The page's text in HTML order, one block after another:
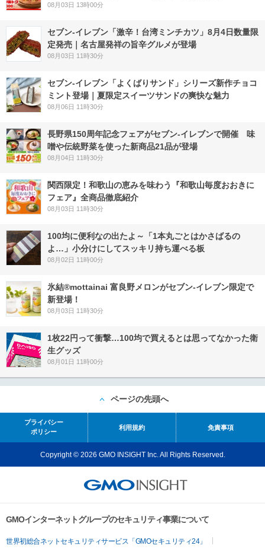
08月03日 13時00分
セブン-イレブン「激辛！台湾ミンチカツ」8月4日数量限
定発売｜名古屋発祥の旨辛グルメが登場
08月03日 11時30分
セブン‐イレブン「よくばりサンド」シリーズ新作チョコ
ミント登場｜夏限定スイーツサンドの爽快な魅力
08月06日 11時30分
長野県150周年記念フェアがセブン-イレブンで開催 味
噌や伝統野菜を使った新商品21品が登場
08月04日 11時30分
関西限定！和歌山の恵みを味わう『和歌山毎度おおきに
フェア』全商品徹底紹介
08月03日 11時30分
100均に便利なの出たよ～「1本丸ごとはかさばるの
よ…」小分けにしてスッキリ持ち運べる板
08月02日 11時00分
氷結®mottainai 富良野メロンがセブン‐イレブン限定で
新登場！
08月03日 11時30分
1枚22円って衝撃…100均で買えるとは思ってなかった衛
生グッズ
08月01日 11時00分
ページの先頭へ
プライバシー
ポリシー
利用規約 免責事項
Copyright © 2026 GMO INSIGHT Inc. All Rights Reserved.
GMOインターネットグループのセキュリティ事業について
世界初総合ネットセキュリティサービス「GMOセキュリティ24」